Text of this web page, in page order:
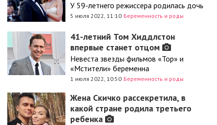
У 59-летнего режиссера родилась дочь
5 июля 2022, 11:10 Беременность и роды
41-летний Том Хиддлстон
впервые станет отцом
Невеста звезды фильмов «Тор» и
«Мстители» беременна
1 июля 2022, 10:50 Беременность и роды
Жена Скичко рассекретила, в
какой стране родила третьего
ребенка